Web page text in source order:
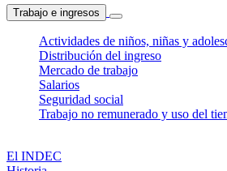
Trabajo e ingresos
Actividades de niños, niñas y
Distribución del ingreso
Mercado de trabajo
Salarios
Seguridad social
Trabajo no remunerado y uso del
El INDEC